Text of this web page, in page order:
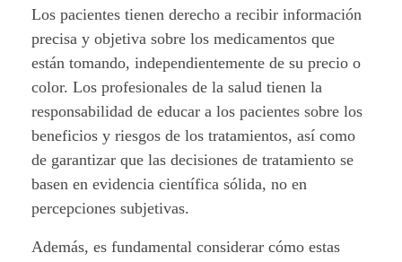
l
o
r
.
Los pacientes tienen derecho a recibir información
precisa y objetiva sobre los medicamentos que
están tomando, independientemente de su precio o
color. Los profesionales de la salud tienen la
responsabilidad de educar a los pacientes sobre los
beneficios y riesgos de los tratamientos, así como
de garantizar que las decisiones de tratamiento se
basen en evidencia científica sólida, no en
percepciones subjetivas.
Además, es fundamental considerar cómo estas